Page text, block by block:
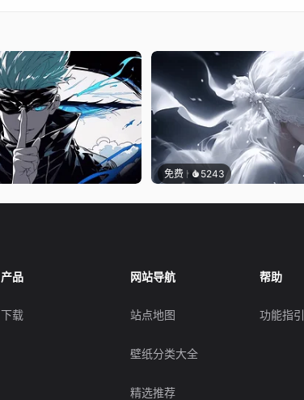
免费 5243
产品
下载
网站导航
站点地图
壁纸分类大全
精选推荐
帮助
功能指引